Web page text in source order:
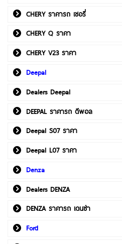
CHERY ราคารถ เชอรี่
CHERY Q ราคา
CHERY V23 ราคา
Deepal
Dealers Deepal
DEEPAL ราคารถ ดีพอล
Deepal S07 ราคา
Deepal L07 ราคา
Denza
Dealers DENZA
DENZA ราคารถ เดนซ่า
Ford